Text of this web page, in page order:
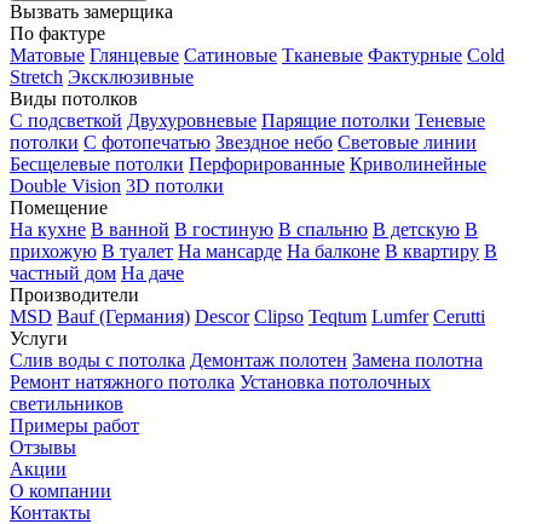
Вызвать замерщика
По фактуре
Матовые Глянцевые Сатиновые Тканевые Фактурные Cold
Stretch Эксклюзивные
Виды потолков
С подсветкой Двухуровневые Парящие потолки Теневые
потолки С фотопечатью Звездное небо Световые линии
Бесщелевые потолки Перфорированные Криволинейные
Double Vision 3D потолки
Помещение
На кухне В ванной В гостиную В спальню В детскую В
прихожую В туалет На мансарде На балконе В квартиру В
частный дом На даче
Производители
MSD Bauf (Германия) Descor Clipso Teqtum Lumfer Cerutti
Услуги
Слив воды с потолка Демонтаж полотен Замена полотна
Ремонт натяжного потолка Установка потолочных
светильников
Примеры работ
Отзывы
Акции
О компании
Контакты